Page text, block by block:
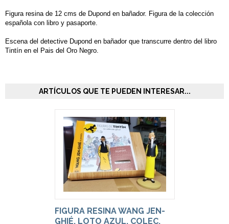
Figura resina de 12 cms de Dupond en bañador. Figura de la colección
española con libro y pasaporte.
Escena del detective Dupond en bañador que transcurre dentro del libro
Tintín en el Pais del Oro Negro.
ARTÍCULOS QUE TE PUEDEN INTERESAR...
FIGURA RESINA WANG JEN-
GHIÉ, LOTO AZUL, COLEC.